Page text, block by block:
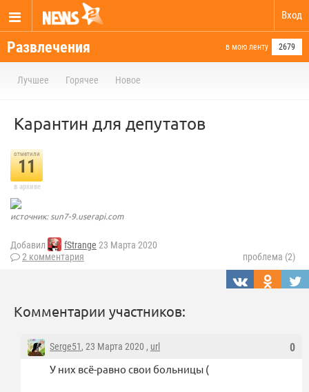
Вход
Развлечения в мою ленту 2679
Лучшее Горячее Новое
Карантин для депутатов
отметили
11
в архиве
источник: sun7-9.userapi.com
Добавил fStrange 23 Марта 2020
2 комментария
проблема (2)
Комментарии участников:
0
Serge51, 23 Марта 2020 , url
У них всё-равно свои больницы (